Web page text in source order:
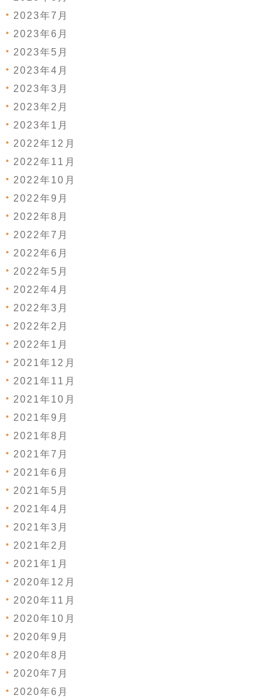
2023年7月
2023年6月
2023年5月
2023年4月
2023年3月
2023年2月
2023年1月
2022年12月
2022年11月
2022年10月
2022年9月
2022年8月
2022年7月
2022年6月
2022年5月
2022年4月
2022年3月
2022年2月
2022年1月
2021年12月
2021年11月
2021年10月
2021年9月
2021年8月
2021年7月
2021年6月
2021年5月
2021年4月
2021年3月
2021年2月
2021年1月
2020年12月
2020年11月
2020年10月
2020年9月
2020年8月
2020年7月
2020年6月